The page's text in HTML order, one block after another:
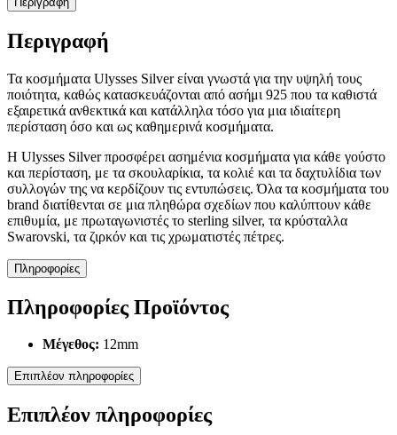
Περιγραφή
Τα κοσμήματα Ulysses Silver είναι γνωστά για την υψηλή τους
ποιότητα, καθώς κατασκευάζονται από ασήμι 925 που τα καθιστά
εξαιρετικά ανθεκτικά και κατάλληλα τόσο για μια ιδιαίτερη
περίσταση όσο και ως καθημερινά κοσμήματα.
Η Ulysses Silver προσφέρει ασημένια κοσμήματα για κάθε γούστο
και περίσταση, με τα σκουλαρίκια, τα κολιέ και τα δαχτυλίδια των
συλλογών της να κερδίζουν τις εντυπώσεις. Όλα τα κοσμήματα του
brand διατίθενται σε μια πληθώρα σχεδίων που καλύπτουν κάθε
επιθυμία, με πρωταγωνιστές το sterling silver, τα κρύσταλλα
Swarovski, τα ζιρκόν και τις χρωματιστές πέτρες.
Πληροφορίες
Πληροφορίες Προϊόντος
Μέγεθος: 12mm
Επιπλέον πληροφορίες
Επιπλέον πληροφορίες